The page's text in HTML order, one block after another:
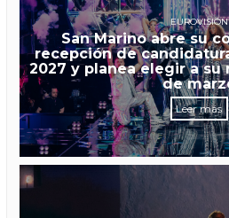
EUROVISIÓN
San Marino abre su
recepción de
2027 y planea elegir a
de
Leer más